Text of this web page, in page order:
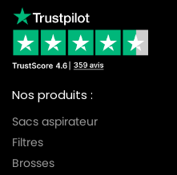
Nos produits :
Sacs aspirateur
Filtres
Brosses